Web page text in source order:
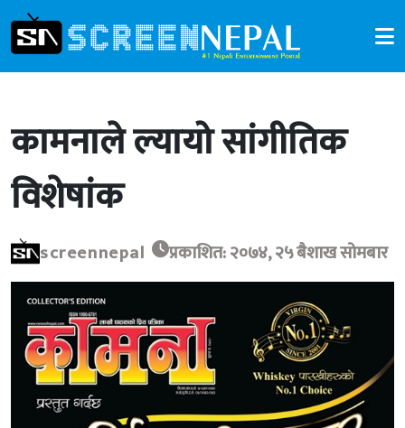
कामनाले ल्यायो सांगीतिक
विशेषांक
screennepal प्रकाशित: २०७४, २५ बैशाख सोमबार